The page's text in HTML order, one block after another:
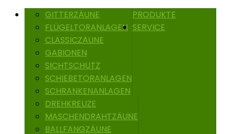
PRODUKTE
GITTERZÄUNE
FLÜGELTORANLAGEN
CLASSICZÄUNE
GABIONEN
SICHTSCHUTZ
SCHIEBETORANLAGEN
SCHRANKENANLAGEN
DREHKREUZE
MASCHENDRAHTZÄUNE
BALLFANGZÄUNE
SERVICE